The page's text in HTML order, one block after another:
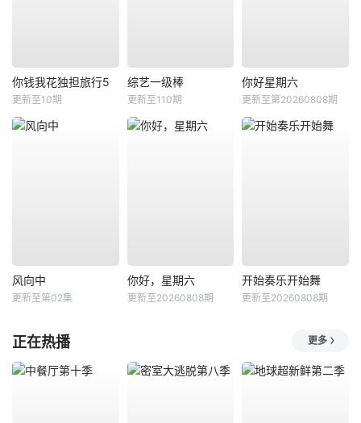
你钱我花独担旅行5
更新至10期
综艺一级棒
更新至110期
你好星期六
更新至第20260808期
风向中
更新至第02集
你好，星期六
更新至20260808期
开始奏乐开始舞
更新至20260808期
正在热播 更多